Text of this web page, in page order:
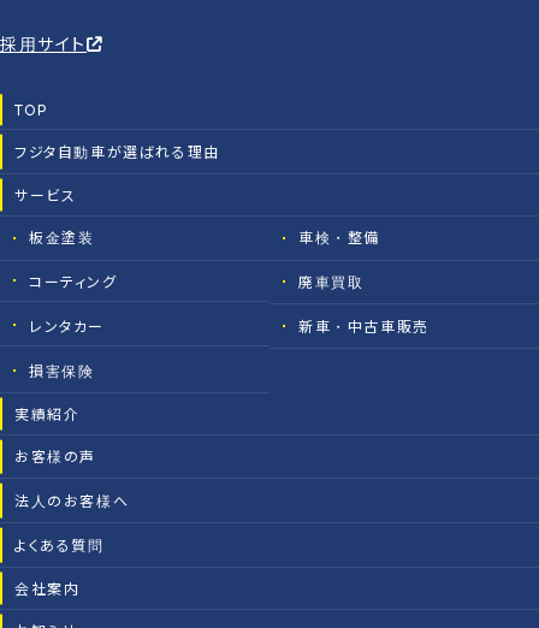
採用サイト
TOP
フジタ自動車が選ばれる理由
サービス
板金塗装 車検・整備
コーティング 廃車買取
レンタカー 新車・中古車販売
損害保険
実績紹介
お客様の声
法人のお客様へ
よくある質問
会社案内